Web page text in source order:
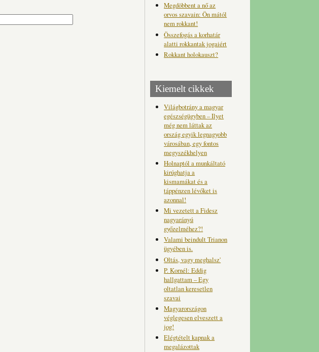
Megdöbbent a nő az
orvos szavain: Ön mától
nem rokkant!
Összefogás a korhatár
alatti rokkantak jogaiért
Rokkant holokauszt?
Kiemelt cikkek
Világbotrány a magyar
egészségügyben – Ilyet
még nem láttak az
ország egyik legnagyobb
városában, egy fontos
megyszékhelyen
Holnaptól a munkáltató
kirúghatja a
kismamákat és a
táppénzen lévőket is
azonnal!
Mi vezetett a Fidesz
nagyarányú
győzelméhez?!
Valami beindult Trianon
ügyében is.
Oltás, vagy meghalsz'
P. Kornél: Eddig
hallgattam – Egy
oltatlan keresetlen
szavai
Magyarországon
véglegesen elveszett a
jog!
Elégtételt kapnak a
megalázottak